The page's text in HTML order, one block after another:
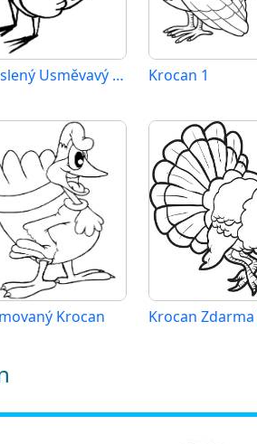
Kreslený Usměvavý Krocan Krocan 1
Krocan